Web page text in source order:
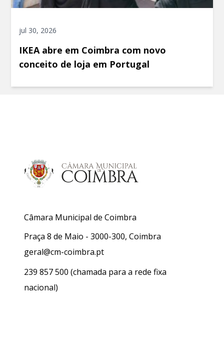
jul 30, 2026
IKEA abre em Coimbra com novo
conceito de loja em Portugal
Câmara Municipal de Coimbra
Praça 8 de Maio - 3000-300, Coimbra
geral@cm-coimbra.pt
239 857 500 (chamada para a rede fixa
nacional)